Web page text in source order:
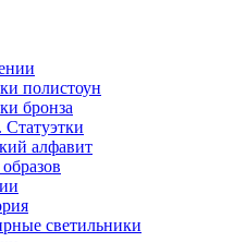
полистоун
бронза
алфавит
светильники